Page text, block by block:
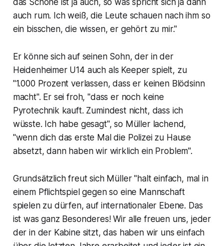
auch rum. Ich weiß, die Leute schauen nach ihm so
ein bisschen, die wissen, er gehört zu mir."
Er könne sich auf seinen Sohn, der in der
Heidenheimer U14 auch als Keeper spielt, zu
"1.000 Prozent verlassen, dass er keinen Blödsinn
macht". Er sei froh, "dass er noch keine
Pyrotechnik kauft. Zumindest nicht, dass ich
wüsste. Ich habe gesagt", so Müller lachend,
"wenn dich das erste Mal die Polizei zu Hause
absetzt, dann haben wir wirklich ein Problem".
Grundsätzlich freut sich Müller "halt einfach, mal in
einem Pflichtspiel gegen so eine Mannschaft
spielen zu dürfen, auf internationaler Ebene. Das
ist was ganz Besonderes! Wir alle freuen uns, jeder
der in der Kabine sitzt, das haben wir uns einfach